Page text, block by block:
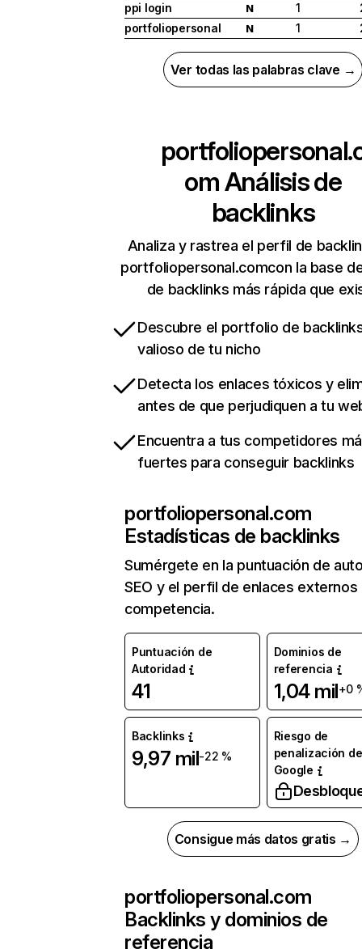
ppi login
N 1
portfoliopersonal
N 1
Ver todas las palabras clave →
omAnálisis de
backlinks
Analiza y rastrea el perfil de
portfoliopersonal.comcon la base
de backlinks más rápida que
Descubre el portfolio de
valioso de tu nicho
Detecta los enlaces tóxicos y
antes de que perjudiquen a tu
Encuentra a tus competidores
fuertes para conseguir backlinks
portfoliopersonal.com
Estadísticas de backlinks
Sumérgete en la puntuación de
SEO y el perfil de enlaces externos
competencia.
Puntuación de
Autoridad
41
Dominios de
referencia
1,04 mil+0
Backlinks
9,97 mil-22 %
Riesgo de
penalización de
Google
Consigue más datos gratis →
portfoliopersonal.com
Backlinks y dominios de
referencia